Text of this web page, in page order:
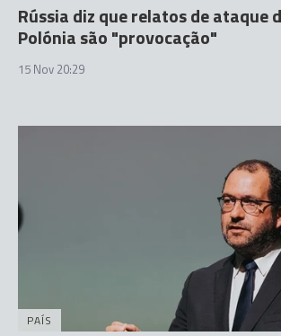
Rússia diz que relatos de ataque
Polónia são "provocação"
15 Nov 20:29
PAÍS